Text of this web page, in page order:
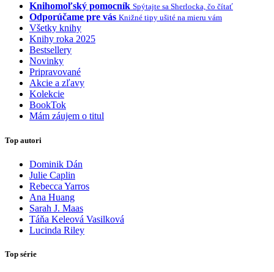
Knihomoľský pomocník Spýtajte sa Sherlocka, čo čítať
Odporúčame pre vás Knižné tipy ušité na mieru vám
Všetky knihy
Knihy roka 2025
Bestsellery
Novinky
Pripravované
Akcie a zľavy
Kolekcie
BookTok
Mám záujem o titul
Top autori
Dominik Dán
Julie Caplin
Rebecca Yarros
Ana Huang
Sarah J. Maas
Táňa Keleová Vasilková
Lucinda Riley
Top série